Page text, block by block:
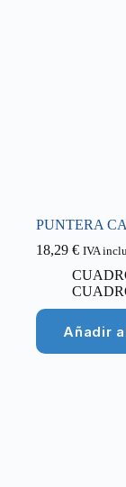
PUNTERA
18,29 € IVA
Añadir